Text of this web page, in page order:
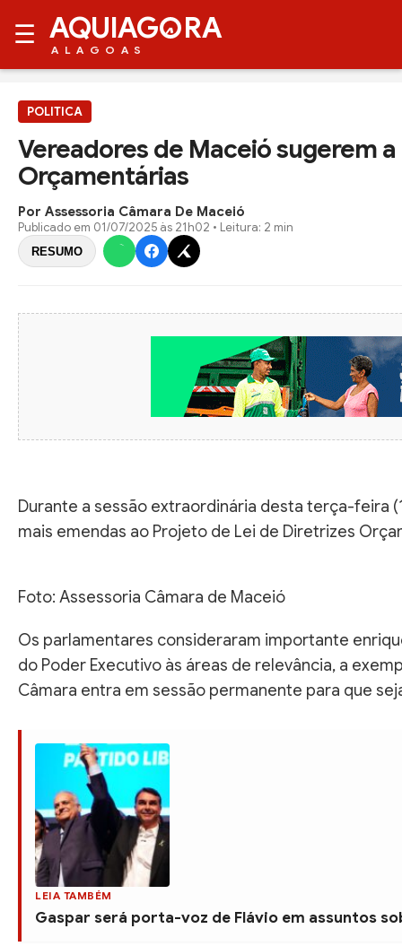
☰ AQUIAG RA
ALAGOAS
POLITICA
Vereadores de Maceió sugerem
Orçamentárias
Por Assessoria Câmara De Maceió
Publicado em 01/07/2025 às 21h02 • Leitura: 2 min
RESUMO
Durante a sessão extraordinária desta terça-feira
mais emendas ao Projeto de Lei de Diretrizes
Foto: Assessoria Câmara de Maceió
Os parlamentares consideraram importante
do Poder Executivo às áreas de relevância, a
Câmara entra em sessão permanente para que
LEIA TAMBÉM
Gaspar será porta-voz de Flávio em assuntos